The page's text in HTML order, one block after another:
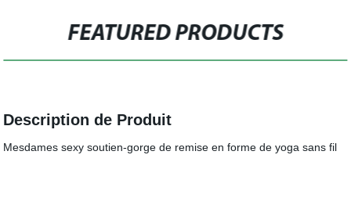
FEATURED PRODUCTS
Description de Produit
Mesdames sexy soutien-gorge de remise en forme de yoga sans fil